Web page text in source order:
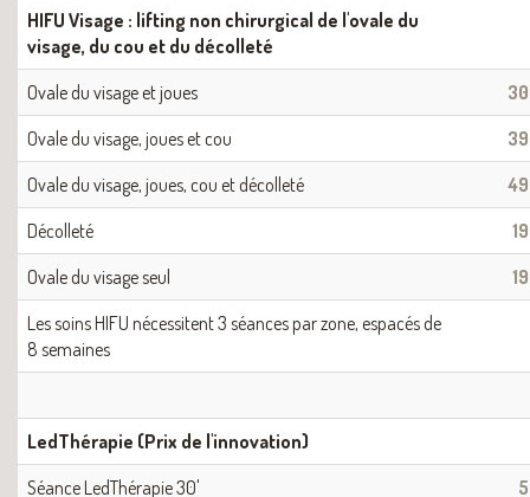
HIFU Visage : lifting non chirurgical de l'ovale du
visage, du cou et du décolleté
Ovale du visage et joues
Ovale du visage, joues et cou
Ovale du visage, joues, cou et décolleté
Décolleté
Ovale du visage seul
Les soins HIFU nécessitent 3 séances par zone, espacés de
8 semaines
LedThérapie (Prix de l'innovation)
Séance LedThérapie 30'